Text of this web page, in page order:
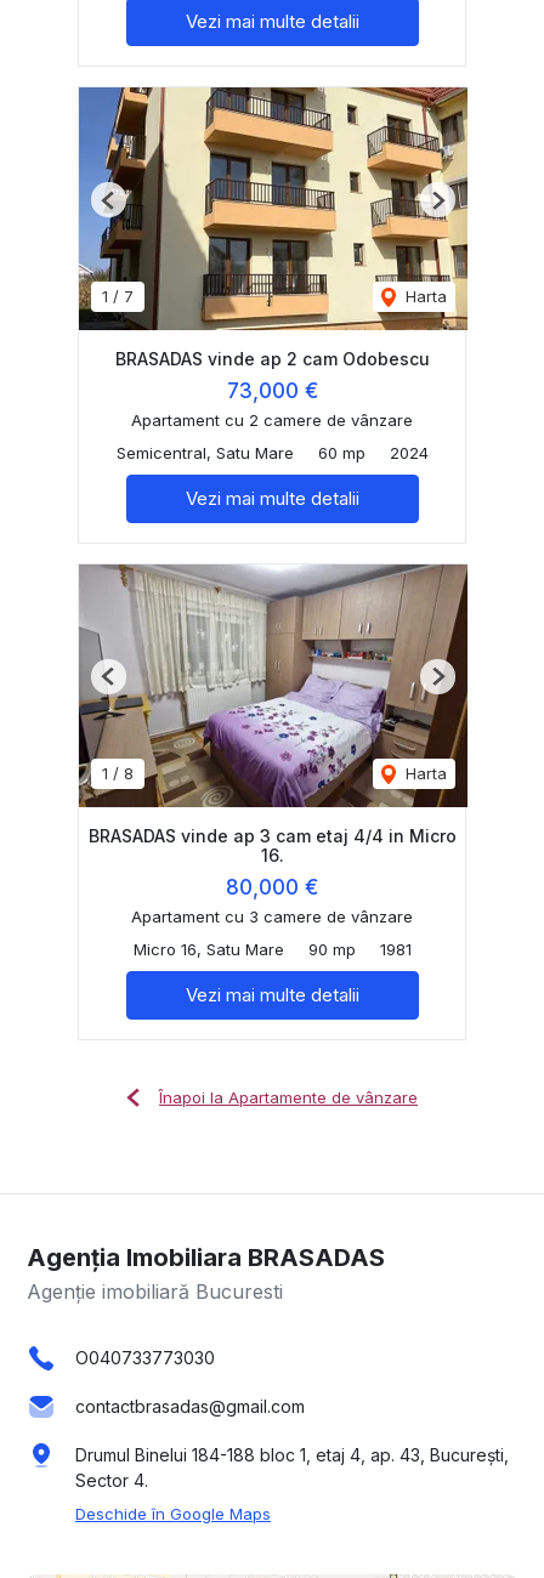
Vezi mai multe detalii
1 / 7 Harta
Previous Next
BRASADAS vinde ap 2 cam Odobescu
73,000 €
Apartament cu 2 camere de vânzare
Semicentral, Satu Mare
60 mp 2024
Vezi mai multe detalii
1 / 8 Harta
Previous Next
BRASADAS vinde ap 3 cam etaj 4/4 in Micro
16.
80,000 €
Apartament cu 3 camere de vânzare
Micro 16, Satu Mare
90 mp 1981
Vezi mai multe detalii
Înapoi la Apartamente de vânzare
Agenția Imobiliara BRASADAS
Agenție imobiliară Bucuresti
O040733773030
contactbrasadas@gmail.com
Drumul Binelui 184-188 bloc 1, etaj 4, ap. 43, București,
Sector 4.
Deschide în Google Maps